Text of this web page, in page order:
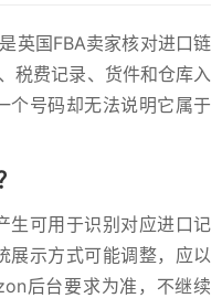
英国FBA卖家核对进口链
税费记录、货件和仓库入
个号码却无法说明它属于
生可用于识别对应进口记
展示方式可能调整，应以
后台要求为准，不继续